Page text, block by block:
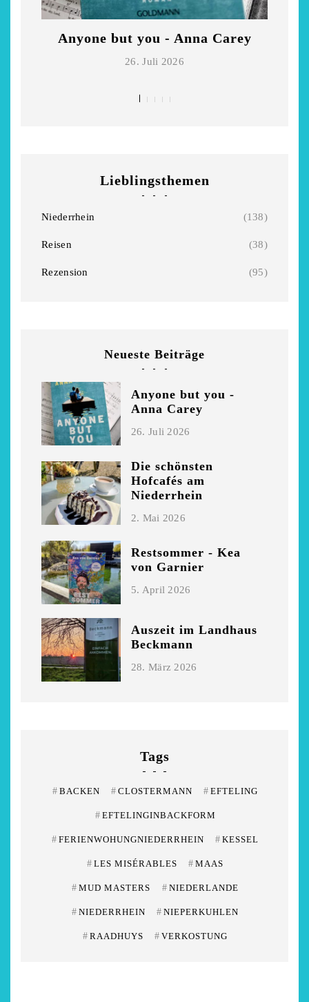
Hofcafés am
Niederrhein
2. Mai 2026
Garnier
Anyone but you - Anna Carey
26. Juli 2026
Lieblingsthemen
Niederrhein (138)
Reisen (38)
Rezension (95)
Neueste Beiträge
Anyone but you -
Anna Carey
26. Juli 2026
Die schönsten
Hofcafés am
Niederrhein
2. Mai 2026
Restsommer - Kea
von Garnier
5. April 2026
Auszeit im Landhaus
Beckmann
28. März 2026
Tags
# BACKEN # CLOSTERMANN # EFTELING
# EFTELINGINBACKFORM
# FERIENWOHUNGNIEDERRHEIN # KESSEL
# LES MISÉRABLES # MAAS
# MUD MASTERS # NIEDERLANDE
# NIEDERRHEIN # NIEPERKUHLEN
# RAADHUYS # VERKOSTUNG